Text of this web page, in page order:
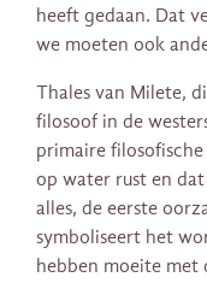
heeft gedaan. Dat
we moeten ook
Thales van Milete,
filosoof in de
primaire
op water rust en
alles, de eerste
symboliseert het
hebben moeite met